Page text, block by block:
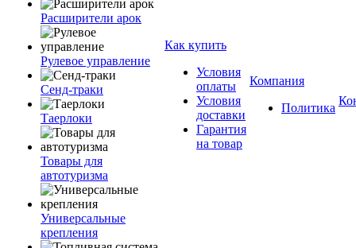
Расширители арок
Рулевое управление
Сенд-траки
Таерлоки
Товары для
автотуризма
Универсальные
крепления
Как купить
Условия
оплаты
Условия
доставки
Гарантия
на товар
Компания
Политика